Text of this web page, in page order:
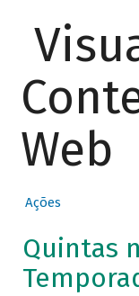
Web
Ações
Quintas